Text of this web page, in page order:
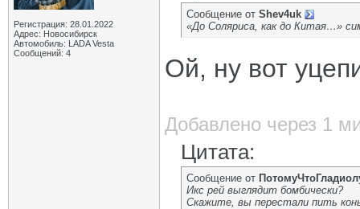
Регистрация: 28.01.2022
Адрес: Новосибирск
Автомобиль: LADA Vesta
Сообщений: 4
Сообщение от Shev4uk
«До Соляриса, как до Китая…»
Ой, ну вот
Добавлено через 1
Цитата:
Сообщение от
Икс рей выглядит бомбически?
Скажите, вы перестали пить